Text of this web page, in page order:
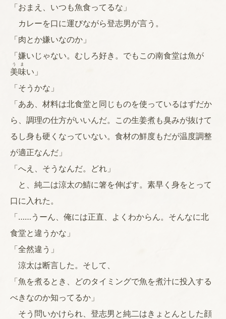
「おまえ、いつも魚食ってるな」
カレーを口に運びながら登志男が言う。
「肉とか嫌いなのか」
「嫌いじゃない。むしろ好き。でもこの南食堂は魚が
美味
うま
い」
「そうかな」
「ああ、材料は北食堂と同じものを使っているはずだか
ら、調理の仕方がいいんだ。この生姜煮も臭みが抜けて
るし身も硬くなっていない。食材の鮮度もだが温度調整
が適正なんだ」
「へえ、そうなんだ。どれ」
と、純二は涼太の鯖に箸を伸ばす。素早く身をとって
口に入れた。
「……うーん、俺には正直、よくわからん。そんなに北
食堂と違うかな」
「全然違う」
涼太は断言した。そして、
「魚を煮るとき、どのタイミングで魚を煮汁に投入する
べきなのか知ってるか」
そう問いかけられ、登志男と純二はきょとんとした顔